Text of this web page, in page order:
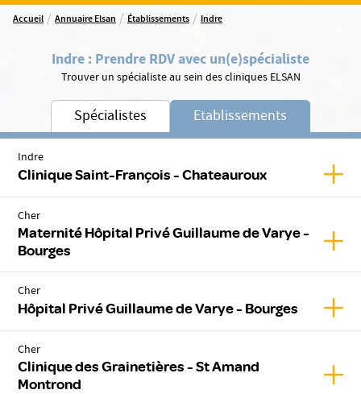
Accueil / Annuaire Elsan / Établissements / Indre
Indre : Prendre RDV avec un(e)spécialiste
Trouver un spécialiste au sein des cliniques ELSAN
Spécialistes Etablissements
Indre
Clinique Saint-François - Chateauroux
Cher
Maternité Hôpital Privé Guillaume de Varye -
Bourges
Cher
Hôpital Privé Guillaume de Varye - Bourges
Cher
Clinique des Grainetières - St Amand
Montrond